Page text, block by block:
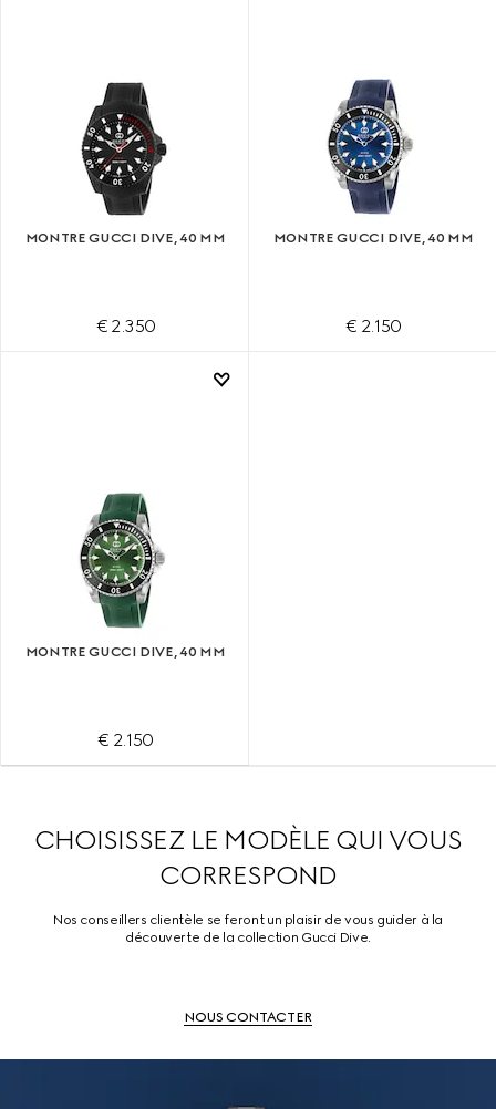
MONTRE GUCCI DIVE, 40 MM
€ 2.350
MONTRE GUCCI DIVE, 40 MM
€ 2.150
MONTRE GUCCI DIVE, 40 MM
€ 2.150
CHOISISSEZ LE MODÈLE QUI VOUS
CORRESPOND
Nos conseillers clientèle se feront un plaisir de vous guider à la
découverte de la collection Gucci Dive.
NOUS CONTACTER